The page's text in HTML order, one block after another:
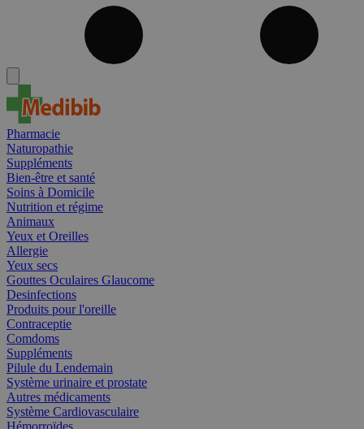
Pharmacie
Naturopathie
Suppléments
Bien-être et santé
Soins à Domicile
Nutrition et régime
Animaux
Yeux et Oreilles
Allergie
Yeux secs
Gouttes Oculaires Glaucome
Desinfections
Produits pour l'oreille
Contraceptie
Comdoms
Suppléments
Pilule du Lendemain
Système urinaire et prostate
Autres médicaments
Système Cardiovasculaire